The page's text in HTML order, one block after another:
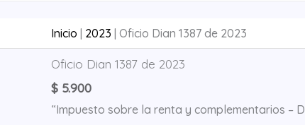
Inicio 2023 Oficio Dian 1387 de 2023
Oficio Dian 1387 de 2023
$ 5.900
“Impuesto sobre la renta y complementarios –
Oficio
1387
de